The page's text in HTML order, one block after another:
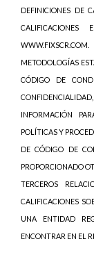
DEFINICIONES DE
METODOLOGÍAS
CÓDIGO DE
INFORMACIÓN
POLÍTICAS Y
DE CÓDIGO DE
PROPORCIONADO
TERCEROS
CALIFICACIONES
UNA ENTIDAD
ENCONTRAR EN EL